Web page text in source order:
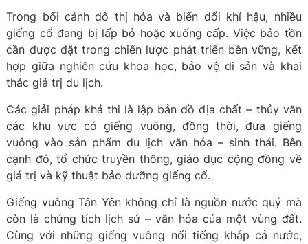
Trong bối cảnh đô thị hóa và biến đổi khí hậu, nhiều
giếng cổ đang bị lấp bỏ hoặc xuống cấp. Việc bảo tồn
cần được đặt trong chiến lược phát triển bền vững, kết
hợp giữa nghiên cứu khoa học, bảo vệ di sản và khai
thác giá trị du lịch.
Các giải pháp khả thi là lập bản đồ địa chất – thủy văn
các khu vực có giếng vuông, đồng thời, đưa giếng
vuông vào sản phẩm du lịch văn hóa – sinh thái. Bên
cạnh đó, tổ chức truyền thông, giáo dục cộng đồng về
giá trị và kỹ thuật bảo dưỡng giếng cổ.
Giếng vuông Tân Yên không chỉ là nguồn nước quý mà
còn là chứng tích lịch sử – văn hóa của một vùng đất.
Cùng với những giếng vuông nổi tiếng khắp cả nước,